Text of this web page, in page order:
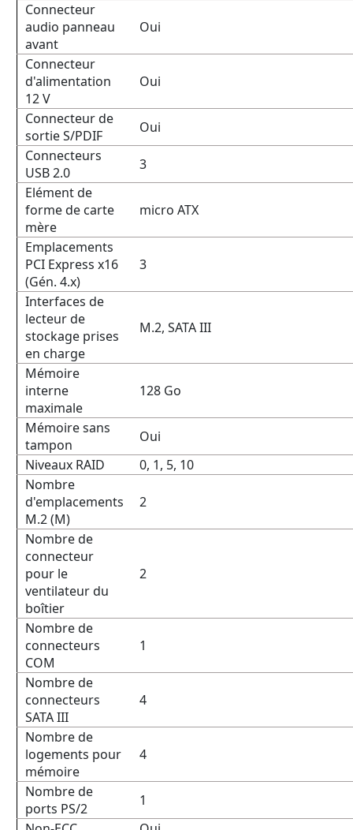
Connecteur
audio panneau
avant
Oui
Connecteur
d'alimentation
12 V
Oui
Connecteur de
sortie S/PDIF
Oui
Connecteurs
USB 2.0
3
Elément de
forme de carte
mère
micro ATX
Emplacements
PCI Express x16
(Gén. 4.x)
3
Interfaces de
lecteur de
stockage prises
en charge
M.2, SATA III
Mémoire
interne
maximale
128 Go
Mémoire sans
tampon
Oui
Niveaux RAID
0, 1, 5, 10
Nombre
d'emplacements
M.2 (M)
2
Nombre de
connecteur
pour le
ventilateur du
boîtier
2
Nombre de
connecteurs
COM
1
Nombre de
connecteurs
SATA III
4
Nombre de
logements pour
mémoire
4
Nombre de
ports PS/2
1